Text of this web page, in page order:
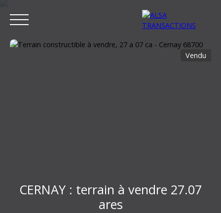
Vendu
CERNAY : terrain à vendre 27.07
ares